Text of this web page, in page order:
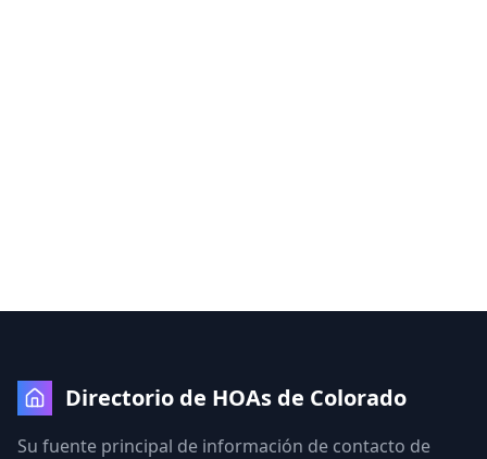
Directorio de HOAs de Colorado
Su fuente principal de información de contacto de